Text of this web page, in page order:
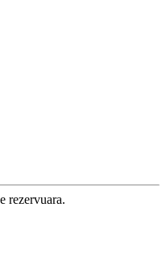
rezervuara.